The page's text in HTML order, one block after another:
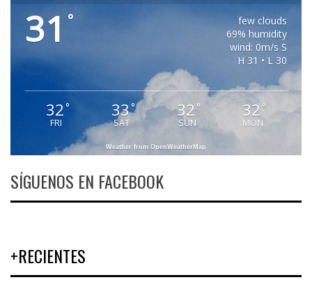
31 °
few clouds
69% humidity
wind: 0m/s S
H 31 • L 30
32°
FRI
33°
SAT
32 °
SUN
32 °
MON
Weather from OpenWeatherMap
SÍGUENOS EN FACEBOOK
+RECIENTES